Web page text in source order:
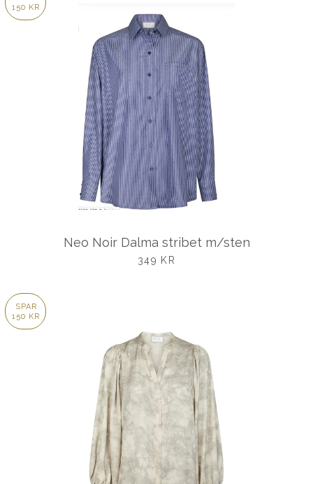
150 KR
Neo Noir Dalma stribet m/sten
UDSALGSPRIS
349 KR
SPAR
150 KR